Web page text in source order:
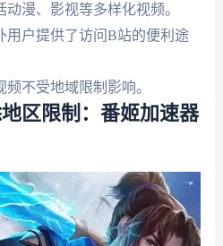
漫、影视等多样化视频。
用户提供了访问B站的便利途
不受地域限制影响。
区限制：番姬加速器